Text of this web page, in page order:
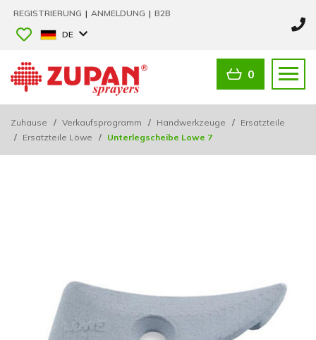
REGISTRIERUNG | ANMELDUNG | B2B
DE
0
Zuhause / Verkaufsprogramm / Handwerkzeuge / Ersatzteile
/ Ersatzteile Löwe / Unterlegscheibe Lowe 7